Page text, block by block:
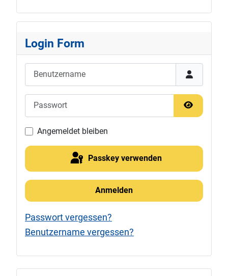
Login Form
Passwort
Angemeldet bleiben
Passkey verwenden
Anmelden
Passwort vergessen?
Benutzername vergessen?